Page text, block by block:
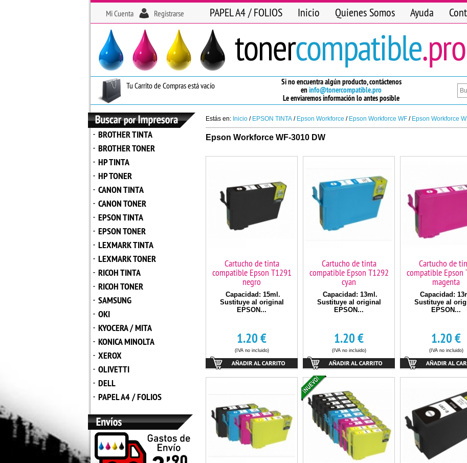
Mi Cuenta Registrarse PAPEL A4 / FOLIOS Inicio Quienes Somos Ayuda
Si no encuentra algún producto, contáctenos
eninfo@tonercompatible.pro
Le enviaremos información lo antes posible
Tu Carrito de Compras está vacío
- BROTHER TINTA
- BROTHER TONER
- HP TINTA
- HP TONER
- CANON TINTA
- CANON TONER
- EPSON TINTA
- EPSON TONER
- LEXMARK TINTA
- LEXMARK TONER
- RICOH TINTA
- RICOH TONER
- SAMSUNG
- OKI
- KYOCERA / MITA
- KONICA MINOLTA
- XEROX
- OLIVETTI
- DELL
- PAPEL A4 / FOLIOS
Estás en: Inicio / EPSON TINTA / Epson Workforce / Epson Workforce WF / Epson Workforce
Epson Workforce WF-3010 DW
Cartucho de tinta
compatible Epson T1291
negro
Capacidad: 15ml.
Sustituye al original
EPSON...
1.20€
(IVA no incluido)
Cartucho de tinta
compatible Epson T1292
cyan
Capacidad: 13ml.
Sustituye al original
EPSON...
1.20€
(IVA no incluido)
Cartucho de
compatible Epson
magenta
Capacidad:
Sustituye al
EPSON...
1.20€
(IVA no incluido)